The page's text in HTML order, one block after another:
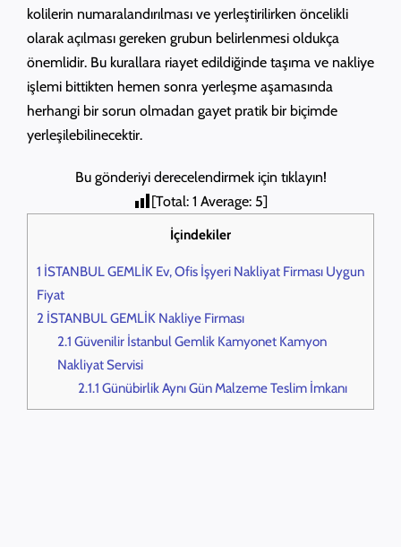
kolilerin numaralandırılması ve yerleştirilirken öncelikli
olarak açılması gereken grubun belirlenmesi oldukça
önemlidir. Bu kurallara riayet edildiğinde taşıma ve nakliye
işlemi bittikten hemen sonra yerleşme aşamasında
herhangi bir sorun olmadan gayet pratik bir biçimde
yerleşilebilinecektir.
Bu gönderiyi derecelendirmek için tıklayın!
[Total: 1 Average: 5]
İçindekiler
1 İSTANBUL GEMLİK Ev, Ofis İşyeri Nakliyat Firması Uygun
Fiyat
2 İSTANBUL GEMLİK Nakliye Firması
2.1 Güvenilir İstanbul Gemlik Kamyonet Kamyon
Nakliyat Servisi
2.1.1 Günübirlik Aynı Gün Malzeme Teslim İmkanı